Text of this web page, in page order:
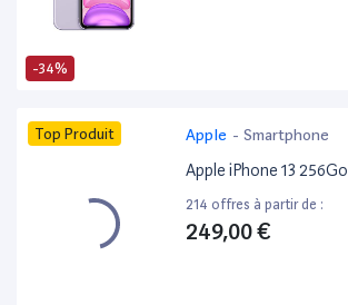
-34%
Top Produit Apple - Smartphone
Apple iPhone 13 256Go
214 offres à partir de :
249,00 €